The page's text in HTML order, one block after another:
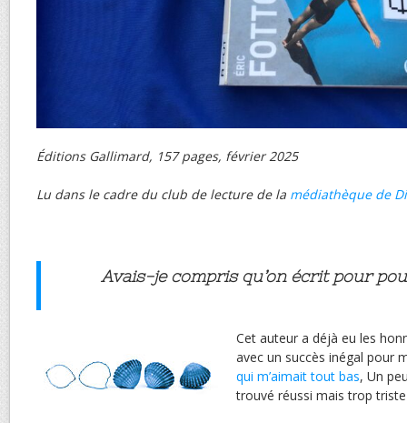
Éditions Gallimard, 157 pages, février 2025
Lu dans le cadre du club de lecture de la médiathèque de
Avais-je compris qu’on écrit pour
Cet auteur a déjà eu les
avec un succès inégal pour
qui m’aimait tout bas, Un
trouvé réussi mais trop